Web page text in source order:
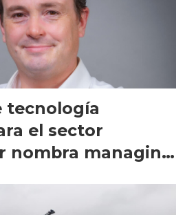
tecnología
el sector
nombra managing